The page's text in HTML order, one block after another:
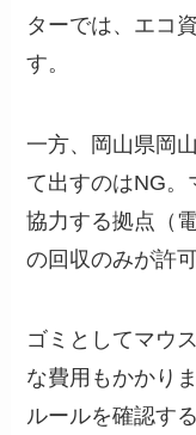
ターでは、エコ
す。
一方、岡山県岡
て出すのはNG。
協力する拠点（
の回収のみが許
ゴミとしてマウ
な費用もかかり
ルールを確認す